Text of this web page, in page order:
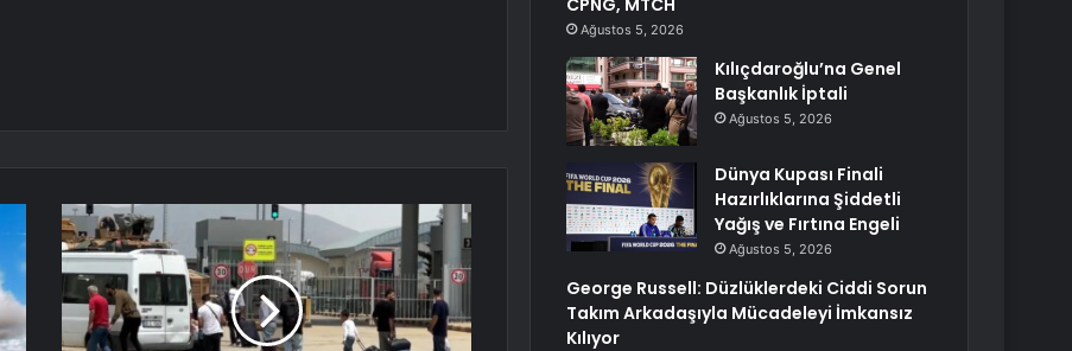
CPNG, MTCH
Ağustos 5, 2026
Kılıçdaroğlu’na Genel
Başkanlık İptali
Ağustos 5, 2026
Dünya Kupası Finali
Hazırlıklarına Şiddetli
Yağış ve Fırtına Engeli
Ağustos 5, 2026
George Russell: Düzlüklerdeki Ciddi Sorun
Takım Arkadaşıyla Mücadeleyi İmkansız
Kılıyor